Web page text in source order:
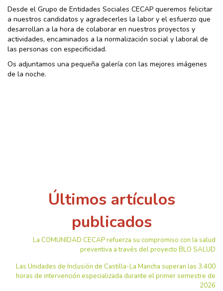
Desde el Grupo de Entidades Sociales CECAP queremos felicitar
a nuestros candidatos y agradecerles la labor y el esfuerzo que
desarrollan a la hora de colaborar en nuestros proyectos y
actividades, encaminados a la normalización social y laboral de
las personas con especificidad.
Os adjuntamos una pequeña galería con las mejores imágenes
de la noche.
Últimos artículos
publicados
La COMUNIDAD CECAP refuerza su compromiso con la salud
preventiva a través del proyecto BLO SALUD
Las Unidades de Inclusión de Castilla-La Mancha superan las 3.400
horas de intervención especializada durante el primer semestre de
2026